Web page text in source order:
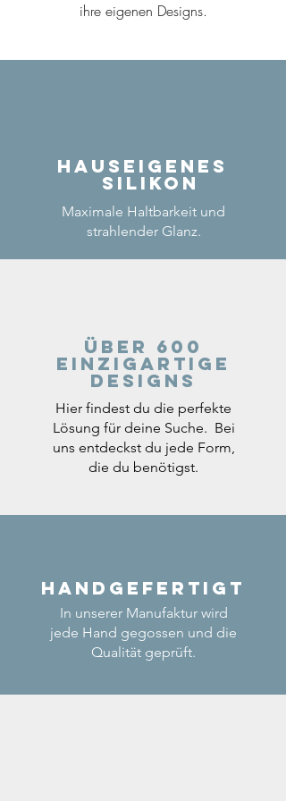
ihre eigenen Designs.
Hauseigenes
Silikon
Maximale Haltbarkeit und
strahlender Glanz.
Über 600
einzigartige
Designs
Hier findest du die perfekte
Lösung für deine Suche. Bei
uns entdeckst du jede Form,
die du benötigst.
Handgefertigt
In unserer Manufaktur wird
jede Hand gegossen und die
Qualität geprüft.